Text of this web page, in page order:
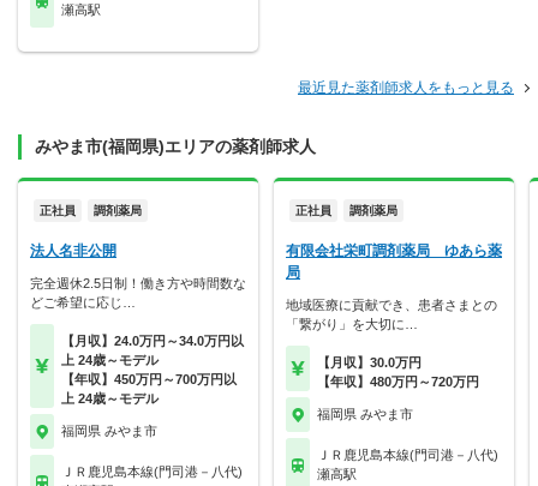
瀬高駅
最近見た薬剤師求人をもっと見る
みやま市(福岡県)エリアの薬剤師求人
正社員 調剤薬局
法人名非公開
完全週休2.5日制！働き方や時間数な
どご希望に応じ…
【月収】24.0万円～34.0万円以
上 24歳～モデル
【年収】450万円～700万円以
上 24歳～モデル
福岡県 みやま市
ＪＲ鹿児島本線(門司港－八代)
正社員 調剤薬局
有限会社栄町調剤薬局 ゆあら薬
局
地域医療に貢献でき、患者さまとの
「繋がり」を大切に…
【月収】30.0万円
【年収】480万円～720万円
福岡県 みやま市
ＪＲ鹿児島本線(門司港－八代)
瀬高駅